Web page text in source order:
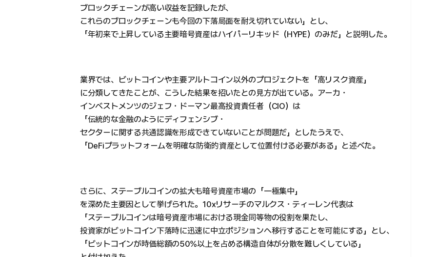
ブロックチェーンが高い収益を記録したが、
これらのブロックチェーンも今回の下落局面を耐え切れていない」とし、
「年初来で上昇している主要暗号資産はハイパーリキッド（HYPE）のみだ」と説明した。
業界では、ビットコインや主要アルトコイン以外のプロジェクトを「高リスク資産」
に分類してきたことが、こうした結果を招いたとの見方が出ている。アーカ・
インベストメンツのジェフ・ドーマン最高投資責任者（CIO）は
「伝統的な金融のようにディフェンシブ・
セクターに関する共通認識を形成できていないことが問題だ」としたうえで、
「DeFiプラットフォームを明確な防衛的資産として位置付ける必要がある」と述べた。
さらに、ステーブルコインの拡大も暗号資産市場の「一極集中」
を深めた主要因として挙げられた。10xリサーチのマルクス・ティーレン代表は
「ステーブルコインは暗号資産市場における現金同等物の役割を果たし、
投資家がビットコイン下落時に迅速に中立ポジションへ移行することを可能にする」とし、
「ビットコインが時価総額の50%以上を占める構造自体が分散を難しくしている」